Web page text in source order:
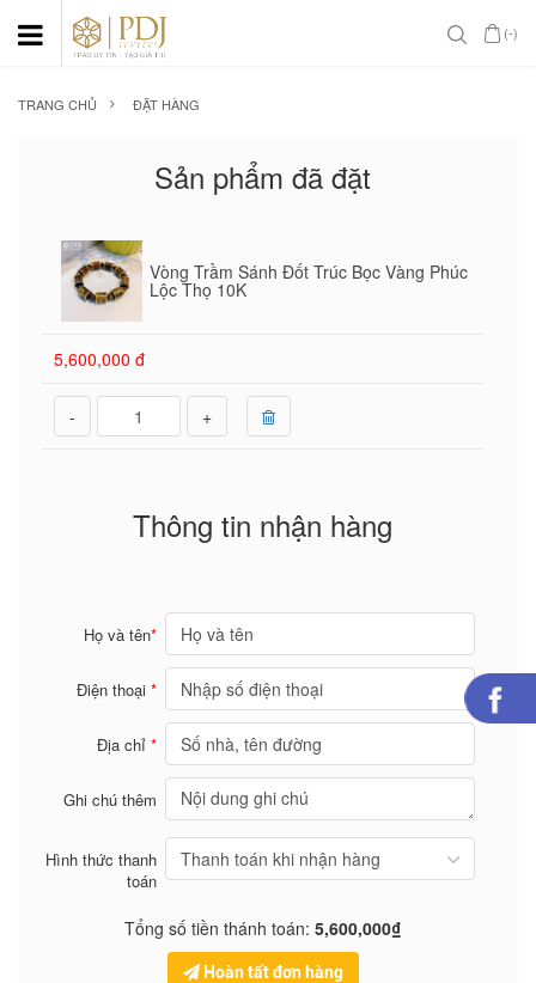
(-)
TRANG CHỦ ĐẶT HÀNG
Sản phẩm đã đặt
Vòng Trầm Sánh Đốt Trúc Bọc Vàng Phúc
Lộc Thọ 10K
5,600,000 đ
- +
Thông tin nhận hàng
Họ và tên*
Điện thoại*
Địa chỉ*
Ghi chú thêm
Hình thức thanh
toán
Tổng số tiền thánh toán: 5,600,000₫
Hoàn tất đơn hàng